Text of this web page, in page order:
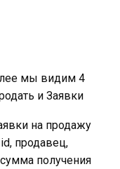
мы видим 4
и Заявки
на продажу
продавец,
получения